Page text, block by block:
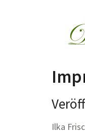
Ilka